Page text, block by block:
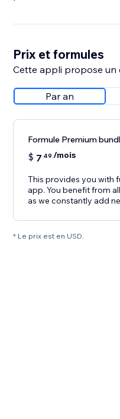
Prix et formules
Cette appli propose un
Par an
Formule Premium
$ 7 49 /mois
This provides you with
app. You benefit from
as we constantly add
* Le prix est en USD.